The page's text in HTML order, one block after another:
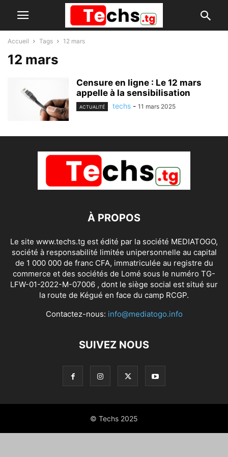
Accueil Tags 12 mars
12 mars
Censure en ligne : Le 12 mars
appelle à la sensibilisation
ACTUALITÉ techs - 11 mars 2025
À PROPOS
Le site www.techs.tg est édité par la société MEDIATOGO,
société à responsabilité limitée unipersonnelle au capital
de 1 000 000 de franc CFA, immatriculée au registre du
commerce et des sociétés de Lomé sous le numéro TG-
LFW-01-2022-M-07006 , dont le siège social est situé sur
la route de Kégué en face du camp RCGP.
Contactez-nous: info@mediatogo.info
SUIVEZ NOUS
© Techs 2025